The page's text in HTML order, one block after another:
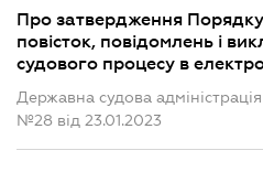
Про затвердження
повісток, повідомлень і
судового процесу в
Державна судова
№28 від 23.01.2023